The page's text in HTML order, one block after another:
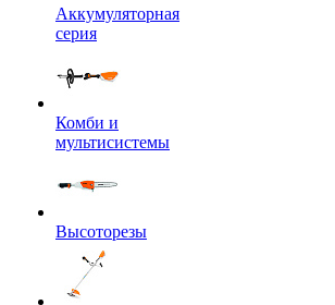
Аккумуляторная
серия
Комби и
мультисистемы
Высоторезы